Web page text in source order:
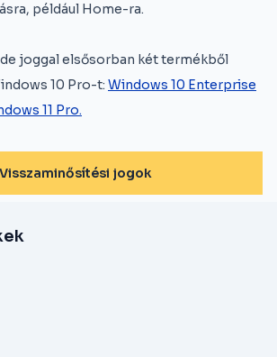
például Home-ra.
joggal elsősorban két termékből
10 Pro-t: Windows 10 Enterprise
11 Pro.
Visszaminősítési jogok